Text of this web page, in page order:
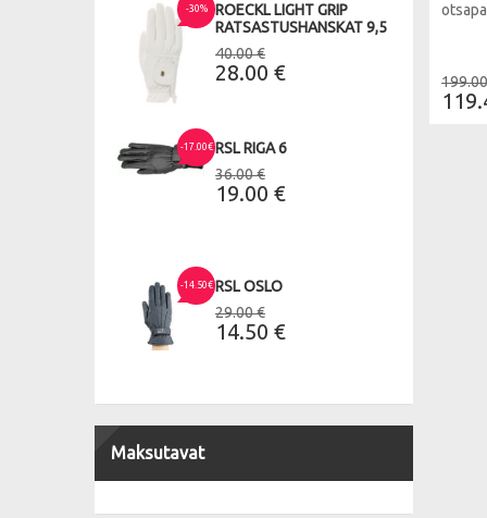
-30%
ROECKL LIGHT GRIP
RATSASTUSHANSKAT 9,5
40.00 €
28.00 €
-17.00€ RSL RIGA 6
36.00 €
19.00 €
-14.50€ RSL OSLO
29.00 €
14.50 €
Maksutavat